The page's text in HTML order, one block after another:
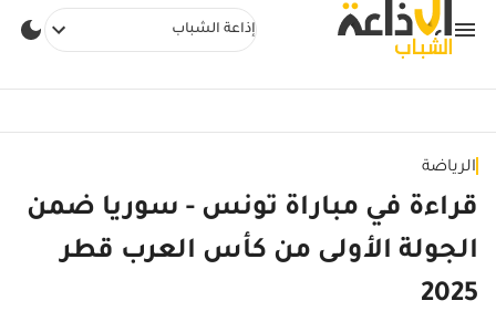
إذاعة الشباب
الرياضة
قراءة في مباراة تونس - سوريا ضمن
الجولة الأولى من كأس العرب قطر
2025